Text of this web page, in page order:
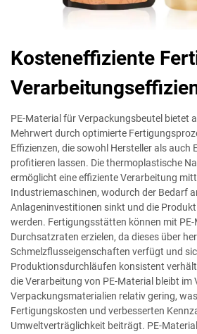
Kosteneffiziente
PE-Material für Verpackungsbeutel bietet
Mehrwert durch optimierte
Effizienzen, die sowohl Hersteller als auch
profitieren lassen. Die thermoplastische
ermöglicht eine effiziente Verarbeitung
Industriemaschinen, wodurch der Bedarf
Anlageninvestitionen sinkt und die
werden. Fertigungsstätten können mit
Durchsatzraten erzielen, da dieses über
Schmelzflusseigenschaften verfügt und
Produktionsdurchläufen konsistent
die Verarbeitung von PE-Material bleibt im
Verpackungsmaterialien relativ gering,
Fertigungskosten und verbesserten
Umweltverträglichkeit beiträgt. PE-